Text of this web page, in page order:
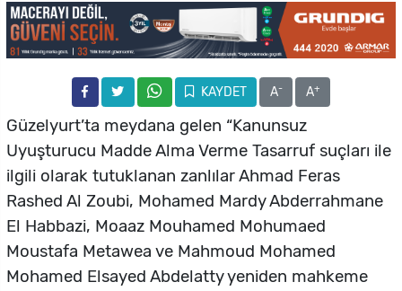
KAYDET A- A+
Güzelyurt’ta meydana gelen “Kanunsuz
Uyuşturucu Madde Alma Verme Tasarruf suçları ile
ilgili olarak tutuklanan zanlılar Ahmad Feras
Rashed Al Zoubi, Mohamed Mardy Abderrahmane
El Habbazi, Moaaz Mouhamed Mohumaed
Moustafa Metawea ve Mahmoud Mohamed
Mohamed Elsayed Abdelatty yeniden mahkeme